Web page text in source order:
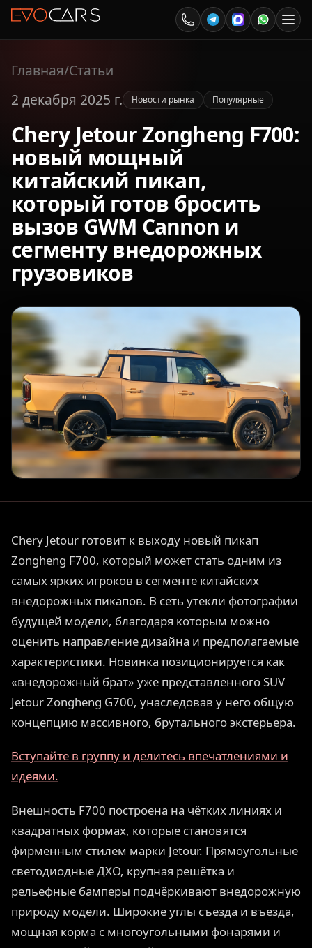
Главная/Статьи
2 декабря 2025 г.
Новости рынка Популярные
Chery Jetour Zongheng F700:
новый мощный
китайский пикап,
который готов бросить
вызов GWM Cannon и
сегменту внедорожных
грузовиков
Chery Jetour готовит к выходу новый пикап
Zongheng F700, который может стать одним из
самых ярких игроков в сегменте китайских
внедорожных пикапов. В сеть утекли фотографии
будущей модели, благодаря которым можно
оценить направление дизайна и предполагаемые
характеристики. Новинка позиционируется как
«внедорожный брат» уже представленного SUV
Jetour Zongheng G700, унаследовав у него общую
концепцию массивного, брутального экстерьера.
Вступайте в группу и делитесь впечатлениями и
идеями.
Внешность F700 построена на чётких линиях и
квадратных формах, которые становятся
фирменным стилем марки Jetour. Прямоугольные
светодиодные ДХО, крупная решётка и
рельефные бамперы подчёркивают внедорожную
природу модели. Широкие углы съезда и въезда,
мощная корма с многоугольными фонарями и